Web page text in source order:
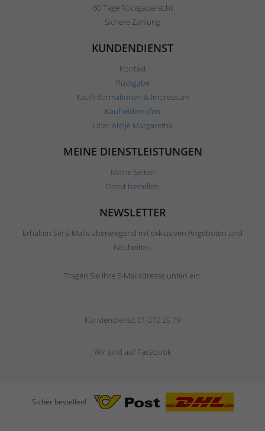
60 Tage Rückgaberecht
Sichere Zahlung
KUNDENDIENST
Kontakt
Rückgabe
Kaufinformationen & Impressum
Kauf widerrufen
Über Ateljé Margaretha
MEINE DIENSTLEISTUNGEN
Meine Seiten
Direkt bestellen
NEWSLETTER
Erhalten Sie E-Mails überwiegend mit exklusiven Angeboten und
Neuheiten.
Tragen Sie Ihre E-Mailadresse unten ein.
Kundendienst: 01-270 25 79
Wir sind auf Facebook
Sicher bestellen!